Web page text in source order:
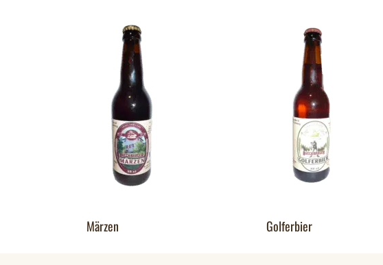
Märzen Golferbier